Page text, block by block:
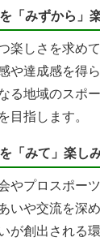
「みずから」
楽しさを求め
や達成感を得
る地域のスポ
目指します。
「みて」楽し
やプロスポー
いや交流を深
が創出される